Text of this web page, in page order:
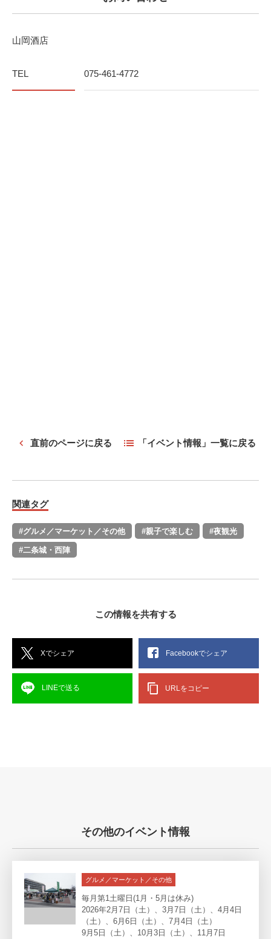
山岡酒店
TEL 075-461-4772
直前のページに戻る 「イベント情報」一覧に戻る
関連タグ
#グルメ／マーケット／その他 #親子で楽しむ #夜観光
#二条城・西陣
この情報を共有する
Xでシェア Facebookでシェア
LINEで送る URLをコピー
その他のイベント情報
グルメ／マーケット／その他
毎月第1土曜日(1月・5月は休み)
2026年2月7日（土）、3月7日（土）、4月4日
（土）、6月6日（土）、7月4日（土）
9月5日（土）、10月3日（土）、11月7日